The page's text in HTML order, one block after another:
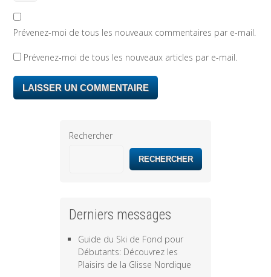
Prévenez-moi de tous les nouveaux commentaires par e-mail.
Prévenez-moi de tous les nouveaux articles par e-mail.
Rechercher
RECHERCHER
Derniers messages
Guide du Ski de Fond pour
Débutants: Découvrez les
Plaisirs de la Glisse Nordique